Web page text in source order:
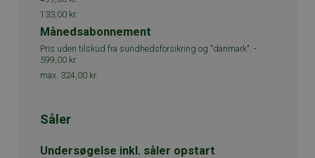
133,00 kr.
Månedsabonnement
Pris uden tilskud fra sundhedsforsikring og "danmark". -
599,00 kr.
max. 324,00 kr.
Såler
Undersøgelse inkl. såler opstart